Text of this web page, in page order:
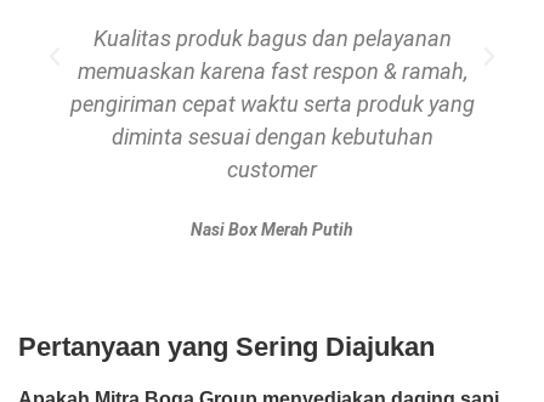
Kualitas produk bagus dan pelayanan
memuaskan karena fast respon & ramah,
pengiriman cepat waktu serta produk yang
diminta sesuai dengan kebutuhan
customer
Nasi Box Merah Putih
Pertanyaan yang Sering Diajukan